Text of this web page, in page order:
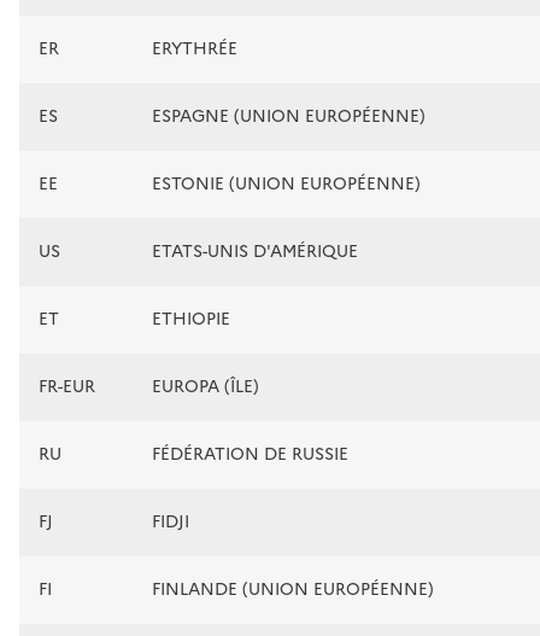
ER ERYTHRÉE
ES ESPAGNE (UNION EUROPÉENNE)
EE ESTONIE (UNION EUROPÉENNE)
US ETATS-UNIS D'AMÉRIQUE
ET ETHIOPIE
FR-EUR EUROPA (ÎLE)
RU FÉDÉRATION DE RUSSIE
FJ FIDJI
FI FINLANDE (UNION EUROPÉENNE)